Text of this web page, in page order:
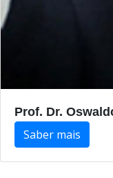
Prof. Dr.
Saber mais